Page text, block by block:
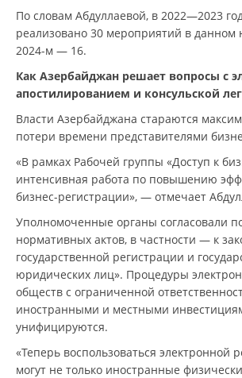
По словам Абдуллаевой, в 2022—2023
реализовано 30 мероприятий в данном
2024-м — 16.
Как Азербайджан решает вопросы с
апостилированием и консульской
Власти Азербайджана стараются
потери времени представителями
«В рамках Рабочей группы «Доступ к
интенсивная работа по повышению
бизнес-регистрации», — отмечает
Уполномоченные органы согласовали
нормативных актов, в частности — к
государственной регистрации и
юридических лиц». Процедуры
обществ с ограниченной
иностранными и местными
унифицируются.
«Теперь воспользоваться электронной
могут не только иностранные